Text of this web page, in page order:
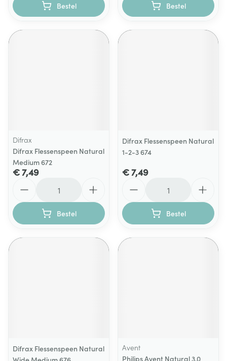
Bestel Bestel
Difrax
Difrax Flessenspeen Natural
Medium 672
€ 7,49
Bestel
Difrax Flessenspeen Natural
1-2-3 674
€ 7,49
Bestel
Difrax Flessenspeen Natural
Avent
Philips Avent Natural 3.0